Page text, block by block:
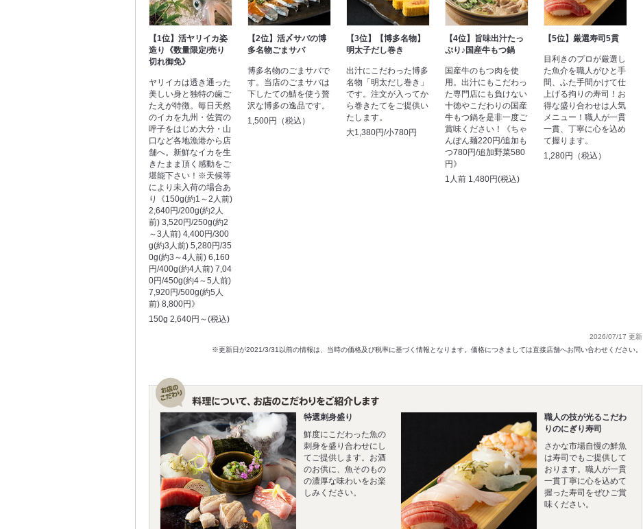
【1位】活ヤリイカ姿
造り《数量限定/売り
切れ御免》
ヤリイカは透き通った
美しい身と独特の歯ご
たえが特徴。毎日天然
のイカを九州・佐賀の
呼子をはじめ大分・山
口など各地漁港から店
舗へ。新鮮なイカを生
きたまま頂く感動をご
堪能下さい！※天候等
により未入荷の場合あ
り《150g(約1～2人前)
2,640円/200g(約2人
前) 3,520円/250g(約2
～3人前) 4,400円/300
g(約3人前) 5,280円/35
0g(約3～4人前) 6,160
円/400g(約4人前) 7,04
0円/450g(約4～5人前)
7,920円/500g(約5人
前) 8,800円》
150g 2,640円～(税込)
【2位】活〆サバの博
多名物ごまサバ
博多名物のごまサバで
す。当店のごまサバは
下したての鯖を使う贅
沢な博多の逸品です。
1,500円（税込）
【3位】【博多名物】
明太子だし巻き
出汁にこだわった博多
名物「明太だし巻き」
です。注文が入ってか
ら巻きたてをご提供い
たします。
大1,380円/小780円
【4位】旨味出汁たっ
ぷり♪国産牛もつ鍋
国産牛のもつ肉を使
用。出汁にもこだわっ
た専門店にも負けない
十徳やこだわりの国産
牛もつ鍋を是非一度ご
賞味ください！《ちゃ
んぽん麺220円/追加も
つ780円/追加野菜580
円》
1人前 1,480円(税込)
【5位】厳選寿司5貫
目利きのプロが厳選し
た魚介を職人がひと手
間、ふた手間かけて仕
上げる拘りの寿司！お
得な盛り合わせは人気
メニュー！職人が一貫
一貫、丁寧に心を込め
て握ります。
1,280円（税込）
2026/07/17 更新
※更新日が2021/3/31以前の情報は、当時の価格及び税率に基づく情報となります。価格につきましては直接店舗へお問い合わせください。
特選刺身盛り
鮮度にこだわった魚の
刺身を盛り合わせにし
てご提供します。お酒
のお供に、魚そのもの
の濃厚な味わいをお楽
しみください。
職人の技が光るこだわ
りのにぎり寿司
さかな市場自慢の鮮魚
は寿司でもご提供して
おります。職人が一貫
一貫丁寧に心を込めて
握った寿司をぜひご賞
味ください。